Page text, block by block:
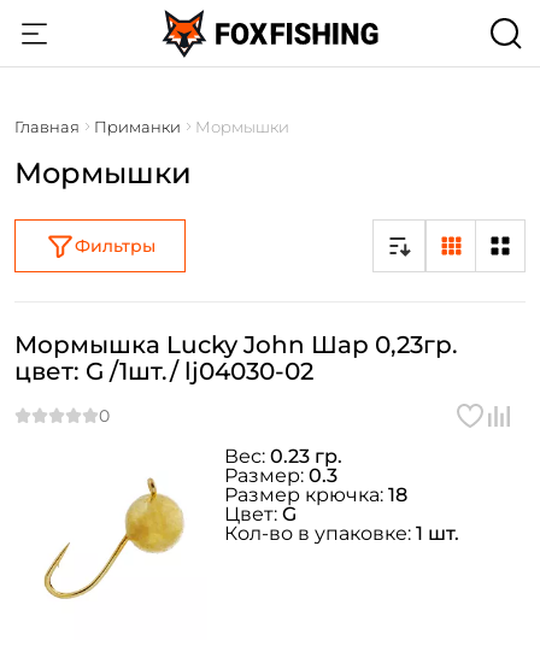
Главная Приманки Мормышки
Мормышки
Фильтры
Мормышка Lucky John Шар 0,23гр.
цвет: G /1шт./ lj04030-02
Вес: 0.23 гр.
Размер: 0.3
Размер крючка: 18
Цвет: G
Кол-во в упаковке: 1 шт.